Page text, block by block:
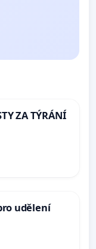
ZA TÝRÁNÍ
udělení